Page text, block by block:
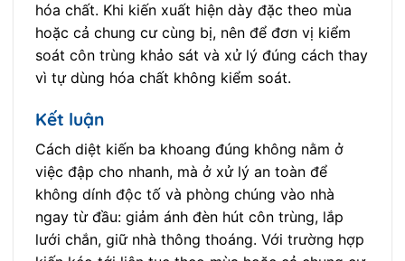
hóa chất. Khi kiến xuất hiện dày đặc theo mùa
hoặc cả chung cư cùng bị, nên để đơn vị kiểm
soát côn trùng khảo sát và xử lý đúng cách thay
vì tự dùng hóa chất không kiểm soát.
Kết luận
Cách diệt kiến ba khoang đúng không nằm ở
việc đập cho nhanh, mà ở xử lý an toàn để
không dính độc tố và phòng chúng vào nhà
ngay từ đầu: giảm ánh đèn hút côn trùng, lắp
lưới chắn, giữ nhà thông thoáng. Với trường hợp